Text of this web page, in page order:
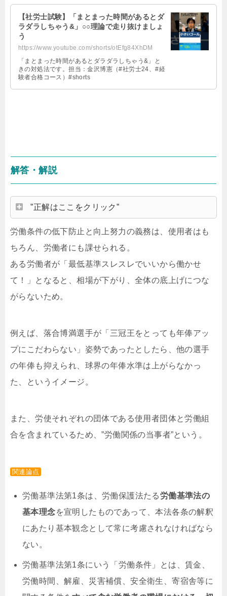
【社労士試験】「まとまった時間があるとダ
ラダラしちゃう&」○○理論で走り抜けましょ
う
https://www.youtube.com/shorts/otEfg84XhDM
「まとまった時間があるとダラダラしちゃう&」と
きの対処法です。担当：金沢博憲（#社労士24、#経
験者合格コース）#shorts
解答・解説
”正解はここをクリック”
労働条件の低下防止と向上努力の義務は、使用者はも
ちろん、労働者にも課せられる。
ある労働者が「最低基準スレスレでいいから働かせ
て！」となると、相場が下がり、全体の底上げにつな
がらないため。
例えば、落合博満選手が「三冠王をとっても年俸アッ
プにこだわらない」姿勢であったとしたら、他の選手
の年俸も抑えられ、球界の年俸水準は上がらなかっ
た、というイメージ。
また、労使それぞれの団体である使用者団体と労働組
合を含まれているため、”労働関係の当事者”という。
関連論点
労働基準法第1条は、労働保護法たる労働基準法の
基本理念を宣明したものであって、本法各条の解釈
にあたり基本観念として常に考慮されなければなら
ない。
労働基準法第1条にいう「労働条件」とは、 賃金、
労働時間、解雇、災害補償、安全衛生、寄宿舎等に